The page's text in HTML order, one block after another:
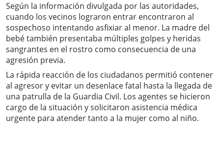
Según la información divulgada por las autoridades,
cuando los vecinos lograron entrar encontraron al
sospechoso intentando asfixiar al menor. La madre del
bebé también presentaba múltiples golpes y heridas
sangrantes en el rostro como consecuencia de una
agresión previa.
La rápida reacción de los ciudadanos permitió contener
al agresor y evitar un desenlace fatal hasta la llegada de
una patrulla de la Guardia Civil. Los agentes se hicieron
cargo de la situación y solicitaron asistencia médica
urgente para atender tanto a la mujer como al niño.